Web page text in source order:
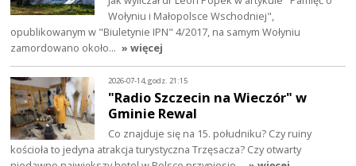
Wołyniu i Małopolsce Wschodniej",
opublikowanym w "Biuletynie IPN" 4/2017, na samym Wołyniu
zamordowano około… » więcej
2026-07-14, godz. 21:15
"Radio Szczecin na Wieczór" w
Gminie Rewal
Co znajduje się na 15. południku? Czy ruiny
kościoła to jedyna atrakcja turystyczna Trzęsacza? Czy otwarty